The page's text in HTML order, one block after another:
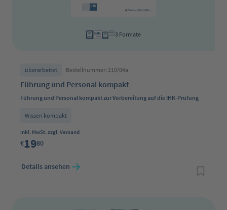
3 Formate
überarbeitet Bestellnummer: 210/04a
Führung und Personal kompakt
Führung und Personal kompakt zur Vorbereitung auf die IHK-Prüfung
Wissen kompakt
Regulärer Preis:
inkl. MwSt. zzgl. Versand
€1980
Details ansehen